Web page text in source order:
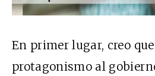
En primer lugar, creo
protagonismo al